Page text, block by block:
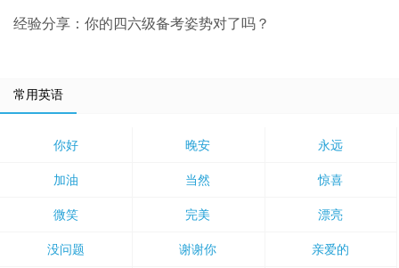
经验分享：你的四六级备考姿势对了吗？
常用英语
你好 晚安 永远
加油 当然 惊喜
微笑 完美 漂亮
没问题 谢谢你 亲爱的